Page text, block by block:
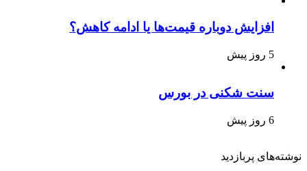
افزایش دوباره قیمت‌ها یا ادامه کاهش؟
5 روز پیش
سنت شکنی در بورس
6 روز پیش
نوشته‌های پربازدید